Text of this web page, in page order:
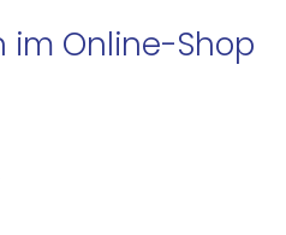
im Online-Shop